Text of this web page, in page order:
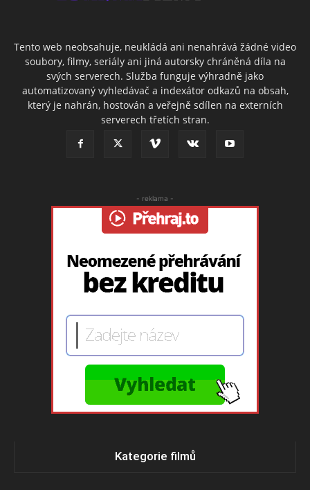
Tento web neobsahuje, neukládá ani nenahrává žádné video
soubory, filmy, seriály ani jiná autorsky chráněná díla na
svých serverech. Služba funguje výhradně jako
automatizovaný vyhledávač a indexátor odkazů na obsah,
který je nahrán, hostován a veřejně sdílen na externích
serverech třetích stran.
- reklama -
Kategorie filmů